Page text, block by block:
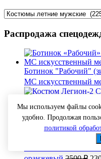
Распродажа
Ботинок "Рабочий"
МС искусственный
Костюм Легион-2 СОП
красный 2050₽
цена
2050
1900
Мы используем файлы
удобно. Продолжая
политикой